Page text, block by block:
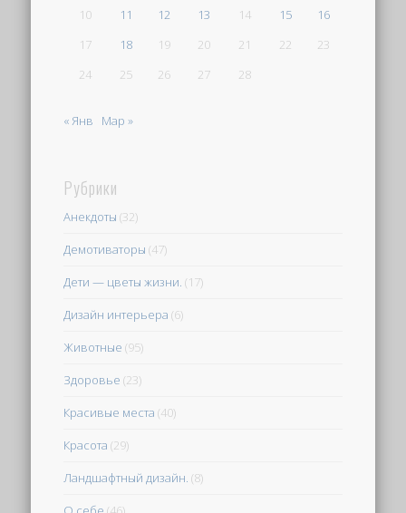
10
11 12 13 14 15
16
17
18 19 20 21 22
23
24
25 26 27 28
« Янв Мар »
Рубрики
Анекдоты (32)
Демотиваторы (47)
Дети — цветы жизни. (17)
Дизайн интерьера (6)
Животные (95)
Здоровье (23)
Красивые места (40)
Красота (29)
Ландшафтный дизайн. (8)